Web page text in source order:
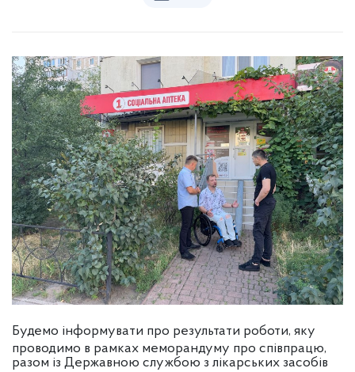
Будемо інформувати про результати роботи, яку
проводимо в рамках меморандуму про співпрацю,
разом із Державною службою з лікарських засобів